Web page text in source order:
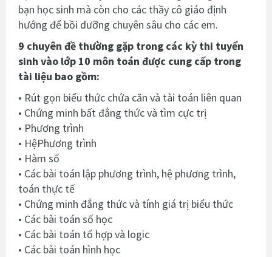
bạn học sinh mà còn cho các thầy cô giáo định
hướng để bồi dưỡng chuyên sâu cho các em.
9 chuyên đề thường gặp trong các kỳ thi tuyển
sinh vào lớp 10 môn toán được cung cấp trong
tài liệu bao gồm:
• Rút gọn biểu thức chứa căn và tài toán liên quan
• Chứng minh bất đẳng thức và tìm cực trị
• Phương trình
• HệPhương trình
• Hàm số
• Các bài toán lập phương trình, hệ phương trình,
toán thực tế
• Chứng minh đẳng thức và tính giá trị biểu thức
• Các bài toán số học
• Các bài toán tổ hợp và logic
• Các bài toán hình học